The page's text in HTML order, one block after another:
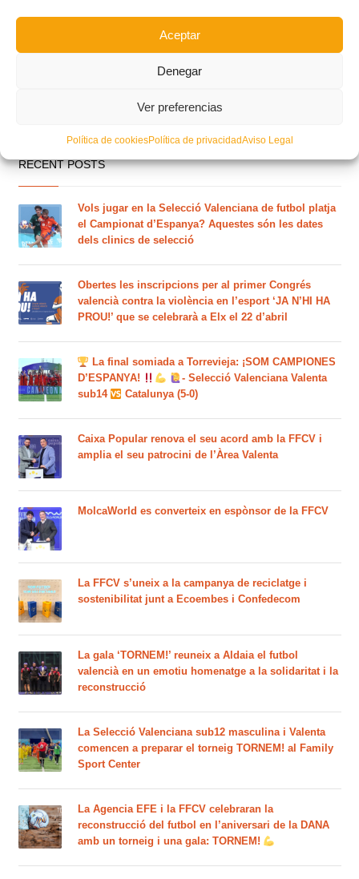
Aceptar
Denegar
Ver preferencias
Política de cookiesPolítica de privacidadAviso Legal
RECENT POSTS
Vols jugar en la Selecció Valenciana de futbol platja
el Campionat d’Espanya? Aquestes són les dates
dels clinics de selecció
Obertes les inscripcions per al primer Congrés
valencià contra la violència en l’esport ‘JA N’HI HA
PROU!’ que se celebrarà a Elx el 22 d’abril
La final somiada a Torrevieja: ¡SOM CAMPIONES
D’ESPANYA!
- Selecció Valenciana Valenta
sub14
Catalunya (5-0)
Caixa Popular renova el seu acord amb la FFCV i
amplia el seu patrocini de l’Àrea Valenta
MolcaWorld es converteix en espònsor de la FFCV
La FFCV s’uneix a la campanya de reciclatge i
sostenibilitat junt a Ecoembes i Confedecom
La gala ‘TORNEM!’ reuneix a Aldaia el futbol
valencià en un emotiu homenatge a la solidaritat i la
reconstrucció
La Selecció Valenciana sub12 masculina i Valenta
comencen a preparar el torneig TORNEM! al Family
Sport Center
La Agencia EFE i la FFCV celebraran la
reconstrucció del futbol en l’aniversari de la DANA
amb un torneig i una gala: TORNEM!